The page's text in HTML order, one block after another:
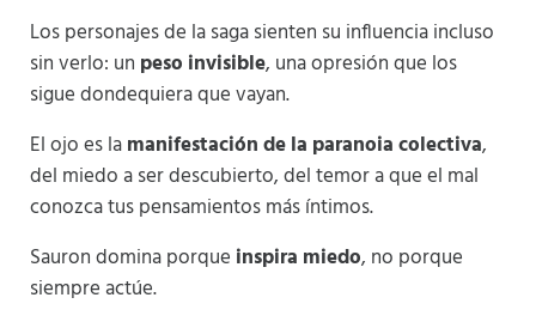
Los personajes de la saga sienten su influencia incluso
sin verlo: un peso invisible, una opresión que los
sigue dondequiera que vayan.
El ojo es lamanifestación de la paranoia colectiva,
del miedo a ser descubierto, del temor a que el mal
conozca tus pensamientos más íntimos.
Sauron domina porque inspira miedo, no porque
siempre actúe.